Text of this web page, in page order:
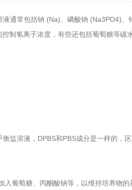
液通常包括钠 (Na)、磷酸钠 (Na3PO4)
制氢离子浓度，有些还包括葡萄糖等碳
溶液，DPBS和PBS成分是一样的，
葡萄糖、丙酮酸钠等，以维持培养物的